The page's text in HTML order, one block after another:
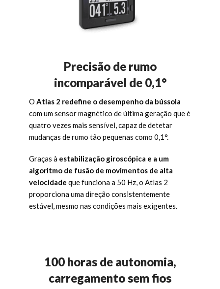
Precisão de rumo
incomparável de 0,1°
O Atlas 2 redefine o desempenho da bússola
com um sensor magnético de última geração que é
quatro vezes mais sensível, capaz de detetar
mudanças de rumo tão pequenas como 0,1°.
Graças à estabilização giroscópica e a um
algoritmo de fusão de movimentos de alta
velocidade que funciona a 50 Hz, o Atlas 2
proporciona uma direção consistentemente
estável, mesmo nas condições mais exigentes.
100 horas de autonomia,
carregamento sem fios